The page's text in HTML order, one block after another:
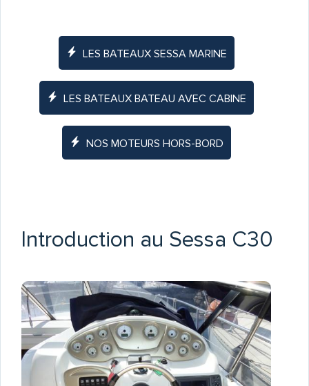
LES BATEAUX SESSA MARINE
LES BATEAUX BATEAU AVEC CABINE
NOS MOTEURS HORS-BORD
Introduction au Sessa C30